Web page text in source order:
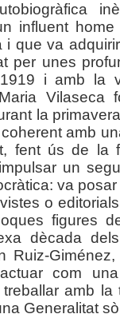
influent
i que va
per unes
i amb la
Vilaseca
la
amb
fent ús de la
un
va
o
figures
dècada
Ruiz-
com
treballar amb
Generalitat